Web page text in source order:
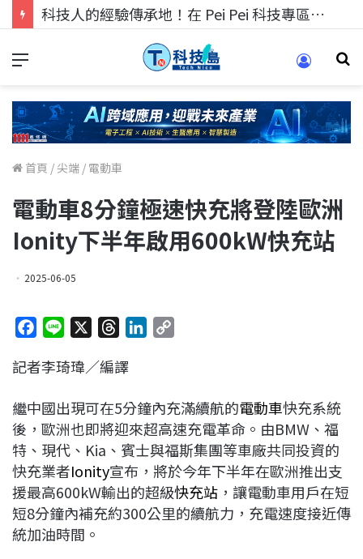
科技人的經驗傳承地！在 Pei Pei 科技專區，與學弟妹交流最硬核的技術
首頁 /尖端 / 電動車
電動車8分鐘極速快充將登陸歐洲
Ionity下半年啟用600kW快充站
2025-06-05
c
b
o
o
k
n
r
a
d
s
e
d
I
n
L
i
n
k
記者李琦瑋／編譯
繼中國出現可在5分鐘內充滿續航的電動車快充系統
後，歐洲也即將迎來超高速充電革命。由BMW、福
特、現代、Kia、賓士與福斯集團等車廠共同投資的
快充業者Ionity宣布，將於今年下半年在歐洲推出支
援最高600kW輸出的超級快充站 ，讓電動車用戶在短
短8分鐘內補充約300公里的續航力，充電速度接近傳
統加油時間。